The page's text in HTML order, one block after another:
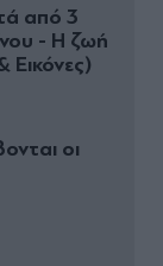
από 3
- Η ζωή
Εικόνες)
οι